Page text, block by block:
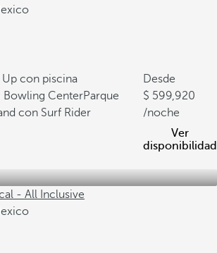
con piscina
Bowling CenterParque
con Surf Rider
Desde
599,920
/noche
Ver
disponibilidad
- All Inclusive